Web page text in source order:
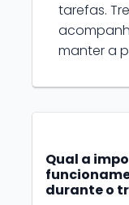
tarefas.
manter a
Qual a
durante o